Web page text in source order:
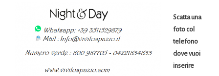
Scatta una
foto col
telefono
dove vuoi
inserire